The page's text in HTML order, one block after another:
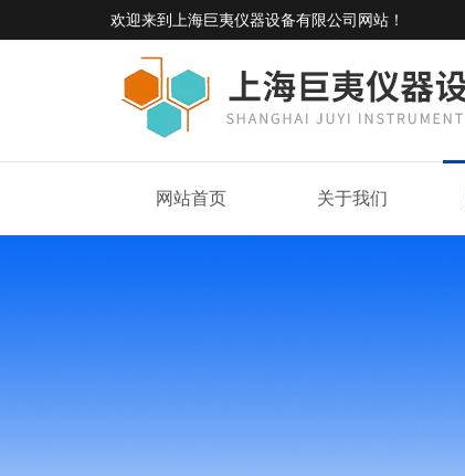
欢迎来到 上海巨夷仪器设备有限公司网站 ！
网站首页 关于我们